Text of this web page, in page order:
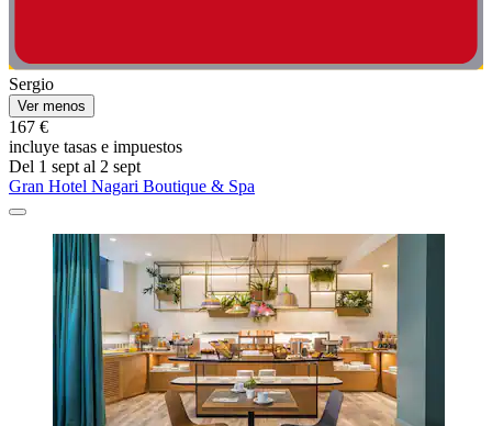
Sergio
Ver menos
167 €
incluye tasas e impuestos
Del 1 sept al 2 sept
Gran Hotel Nagari Boutique & Spa